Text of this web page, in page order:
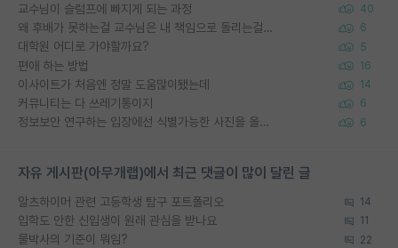
교수님이 슬럼프에 빠지게 되는 과정 40
왜 후배가 못하는걸 교수님은 내 책임으로 돌리는걸까요? 6
대학원 어디로 가야할까요? 5
편애 하는 방법 16
이사이트가 처음엔 정말 도움많이됐는데 14
커뮤니티는 다 쓰레기통이지 6
정보보안 연구하는 입장에선 식별가능한 사진을 올리는건 비추이긴함 6
자유 게시판(아무개랩)에서 최근 댓글이 많이 달린 글
알츠하이머 관련 고등학생 탐구 포트폴리오 14
입학도 안한 신입생이 원래 관심을 받나요 11
물박사의 기준이 뭐임? 22